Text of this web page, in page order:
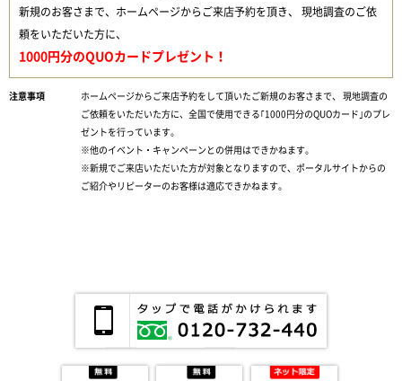
新規のお客さまで、ホームページからご来店予約を頂き、 現地調査のご依
頼をいただいた方に、
1000円分のQUOカードプレゼント！
ホームページからご来店予約をして頂いたご新規のお客さまで、 現地調査の
ご依頼をいただいた方に、全国で使用できる｢1000円分のQUOカード｣のプレ
ゼントを行っています。
※他のイベント・キャンペーンとの併用はできかねます。
※新規でご来店いただいた方が対象となりますので、ポータルサイトからの
ご紹介やリピーターのお客様は適応できかねます。